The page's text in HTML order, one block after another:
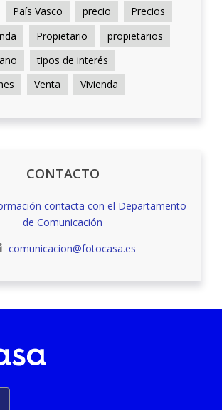
País Vasco precio
Precios
Propietario
propietarios
tipos de interés
Venta Vivienda
CONTACTO
contacta con el Departamento
de Comunicación
comunicacion@fotocasa.es